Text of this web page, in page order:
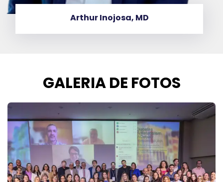
Cristina
GALERIA DE FOTOS